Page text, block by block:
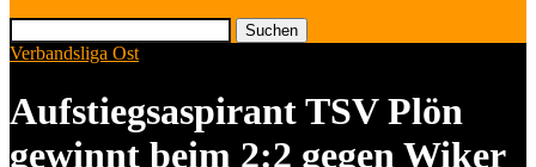
Suchen
Verbandsliga Ost
Aufstiegsaspirant TSV Plön
gewinnt beim 2:2 gegen Wiker